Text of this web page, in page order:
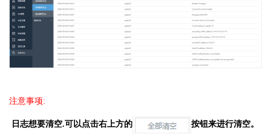
注意事项:
日志想要清空.可以点击右上方的 按钮来进行清空。